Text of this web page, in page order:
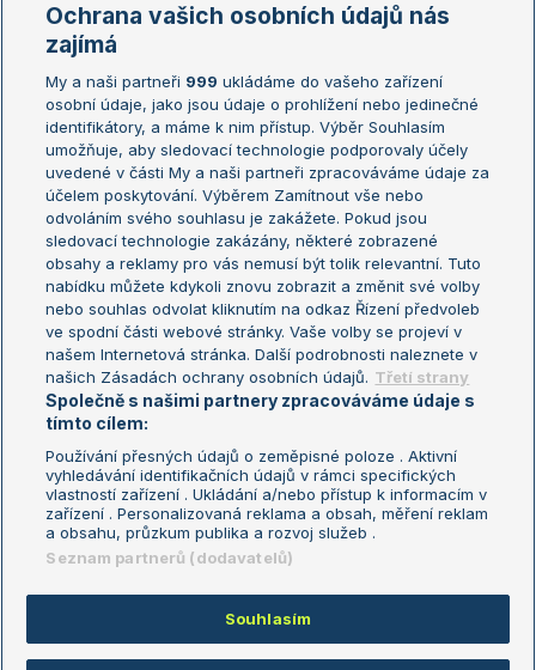
Žebříčky
Žebříček ATP (muži)
Žebříček WTA (ženy)
Sázkařský žebříček
Australian Open
French Open
Wimbledon
US Open
Turnaj mistrů
Turnaj mistryň
Aktualní trendy
Fotbalové přestupy
Livesport Daily
LS Prague Open
Podmínky užití
Nastavení soukromí
GDPR a žurnalistika
Reklama
Kontakt
Informace o zpracování osobních
údajů
Copyright © 2008-2026 TenisPortal.cz. Využíváme zpravodajství ČTK.
Ochrana vašich osobních údajů nás
zajímá
My a naši partneři 999 ukládáme do vašeho zařízení
osobní údaje, jako jsou údaje o prohlížení nebo jedinečné
identifikátory, a máme k nim přístup. Výběr Souhlasím
umožňuje, aby sledovací technologie podporovaly účely
uvedené v části My a naši partneři zpracováváme údaje za
účelem poskytování. Výběrem Zamítnout vše nebo
odvoláním svého souhlasu je zakážete. Pokud jsou
sledovací technologie zakázány, některé zobrazené
obsahy a reklamy pro vás nemusí být tolik relevantní. Tuto
nabídku můžete kdykoli znovu zobrazit a změnit své volby
nebo souhlas odvolat kliknutím na odkaz Řízení předvoleb
ve spodní části webové stránky. Vaše volby se projeví v
našem Internetová stránka. Další podrobnosti naleznete v
našich Zásadách ochrany osobních údajů. Třetí strany
Společně s našimi partnery zpracováváme údaje s
tímto cílem:
Používání přesných údajů o zeměpisné poloze . Aktivní
vyhledávání identifikačních údajů v rámci specifických
vlastností zařízení . Ukládání a/nebo přístup k informacím v
zařízení . Personalizovaná reklama a obsah, měření reklam
a obsahu, průzkum publika a rozvoj služeb .
Seznam partnerů (dodavatelů)
Souhlasím